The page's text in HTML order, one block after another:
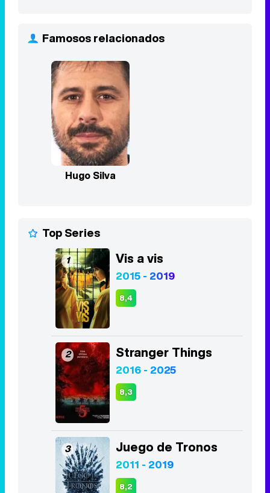
Famosos relacionados
Hugo Silva
Top Series
1 Vis a vis
2015 - 2019
8,4
2 Stranger Things
2016 - 2025
8,3
3 Juego de Tronos
2011 - 2019
8,2